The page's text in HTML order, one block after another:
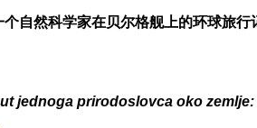
个自然科学家在贝尔格舰上的环球旅
jednoga prirodoslovca oko zemlje: